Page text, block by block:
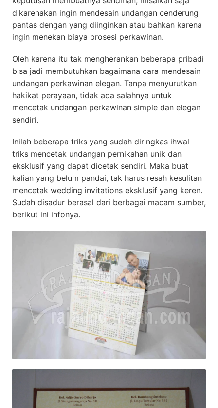
dikarenakan ingin mendesain undangan cenderung
pantas dengan yang diinginkan atau bahkan karena
ingin menekan biaya prosesi perkawinan.
Oleh karena itu tak mengherankan beberapa pribadi
bisa jadi membutuhkan bagaimana cara mendesain
undangan perkawinan elegan. Tanpa menyurutkan
hakikat perayaan, tidak ada salahnya untuk
mencetak undangan perkawinan simple dan elegan
sendiri.
Inilah beberapa triks yang sudah diringkas ihwal
triks mencetak undangan pernikahan unik dan
eksklusif yang dapat dicetak sendiri. Maka buat
kalian yang belum pandai, tak harus resah kesulitan
mencetak wedding invitations eksklusif yang keren.
Sudah disadur berasal dari berbagai macam sumber,
berikut ini infonya.